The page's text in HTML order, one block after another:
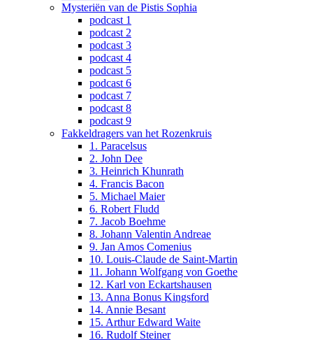
Mysteriën van de Pistis Sophia
podcast 1
podcast 2
podcast 3
podcast 4
podcast 5
podcast 6
podcast 7
podcast 8
podcast 9
Fakkeldragers van het Rozenkruis
1. Paracelsus
2. John Dee
3. Heinrich Khunrath
4. Francis Bacon
5. Michael Maier
6. Robert Fludd
7. Jacob Boehme
8. Johann Valentin Andreae
9. Jan Amos Comenius
10. Louis-Claude de Saint-Martin
11. Johann Wolfgang von Goethe
12. Karl von Eckartshausen
13. Anna Bonus Kingsford
14. Annie Besant
15. Arthur Edward Waite
16. Rudolf Steiner